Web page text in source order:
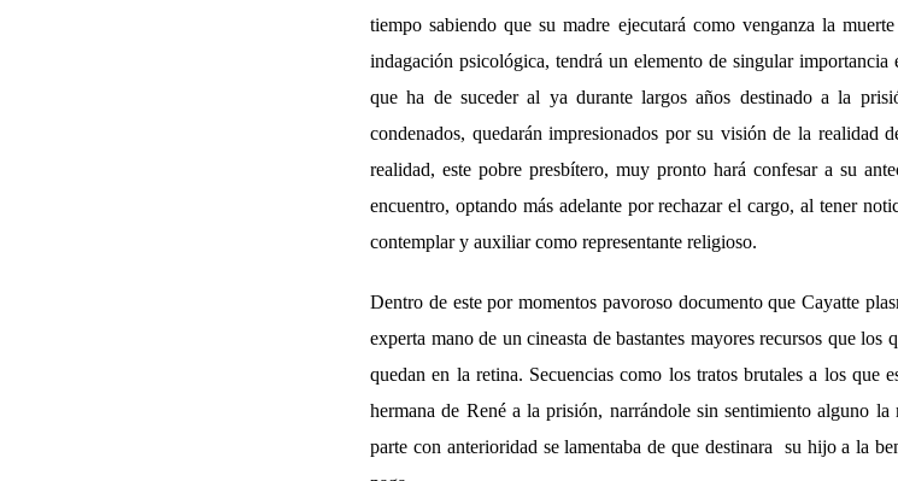
tiempo sabiendo que su madre ejecutará como venganza la
indagación psicológica, tendrá un elemento de singular
que ha de suceder al ya durante largos años destinado a la
condenados, quedarán impresionados por su visión de la realidad
realidad, este pobre presbítero, muy pronto hará confesar a su
encuentro, optando más adelante por rechazar el cargo, al tener
contemplar y auxiliar como representante religioso.
Dentro de este por momentos pavoroso documento que Cayatte
experta mano de un cineasta de bastantes mayores recursos que los
quedan en la retina. Secuencias como los tratos brutales a los que
hermana de René a la prisión, narrándole sin sentimiento alguno
parte con anterioridad se lamentaba de que destinara su hijo a la